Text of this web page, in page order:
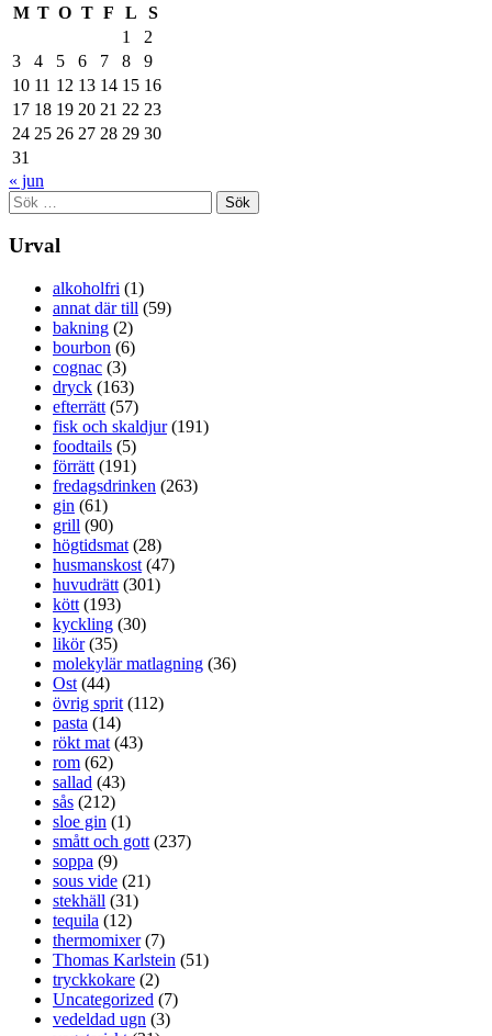
M T O T F L
S
1
2
3
4 5 6 7 8
9
10 11 12 13 14 15 16
17 18 19 20 21 22 23
24 25 26 27 28 29 30
31
« jun
Sök
efter:
Urval
alkoholfri (1)
annat där till (59)
bakning (2)
bourbon (6)
cognac (3)
dryck (163)
efterrätt (57)
fisk och skaldjur(191)
foodtails (5)
förrätt (191)
fredagsdrinken (263)
gin (61)
grill (90)
högtidsmat (28)
husmanskost (47)
huvudrätt (301)
kött (193)
kyckling (30)
likör(35)
molekylär matlagning (36)
Ost (44)
övrig sprit (112)
pasta (14)
rökt mat (43)
rom (62)
sallad (43)
sås (212)
sloe gin (1)
smått och gott (237)
soppa (9)
sous vide (21)
stekhäll (31)
tequila (12)
thermomixer(7)
Thomas Karlstein (51)
tryckkokare (2)
Uncategorized (7)
vedeldad ugn (3)